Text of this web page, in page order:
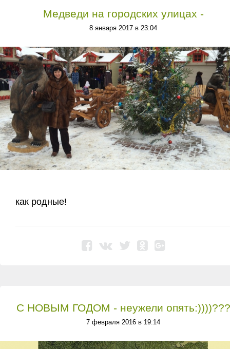
Медведи на городских улицах -
8 января 2017 в 23:04
как родные!
С НОВЫМ ГОДОМ - неужели опять:))))???
7 февраля 2016 в 19:14